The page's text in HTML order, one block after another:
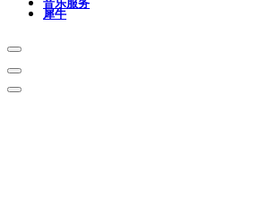
犀牛